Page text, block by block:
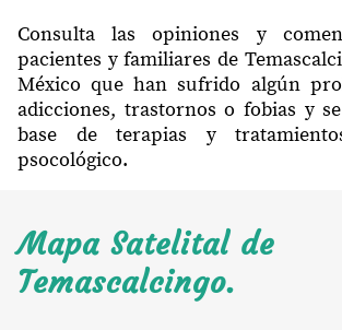
Consulta las opiniones y
pacientes y familiares de
México que han sufrido algún
adicciones, trastornos o fobias y
base de terapias y
psocológico.
Mapa Satelital de
Temascalcingo.